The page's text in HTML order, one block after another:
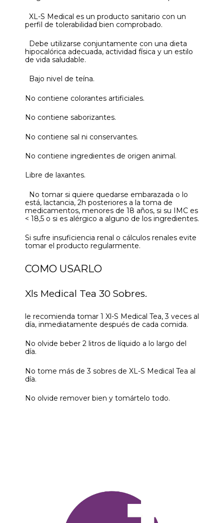
XL-S Medical es un producto sanitario con un
perfil de tolerabilidad bien comprobado.
Debe utilizarse conjuntamente con una dieta
hipocalórica adecuada, actividad física y un estilo
de vida saludable.
Bajo nivel de teína.
No contiene colorantes artificiales.
No contiene saborizantes.
No contiene sal ni conservantes.
No contiene ingredientes de origen animal.
Libre de laxantes.
No tomar si quiere quedarse embarazada o lo
está, lactancia, 2h posteriores a la toma de
medicamentos, menores de 18 años, si su IMC es
< 18,5 o si es alérgico a alguno de los ingredientes.
Si sufre insuficiencia renal o cálculos renales evite
tomar el producto regularmente.
COMO USARLO
Xls Medical Tea 30 Sobres.
le recomienda tomar 1 Xl-S Medical Tea, 3 veces al
día, inmediatamente después de cada comida.
No olvide beber 2 litros de líquido a lo largo del
día.
No tome más de 3 sobres de XL-S Medical Tea al
día.
No olvide remover bien y tomártelo todo.